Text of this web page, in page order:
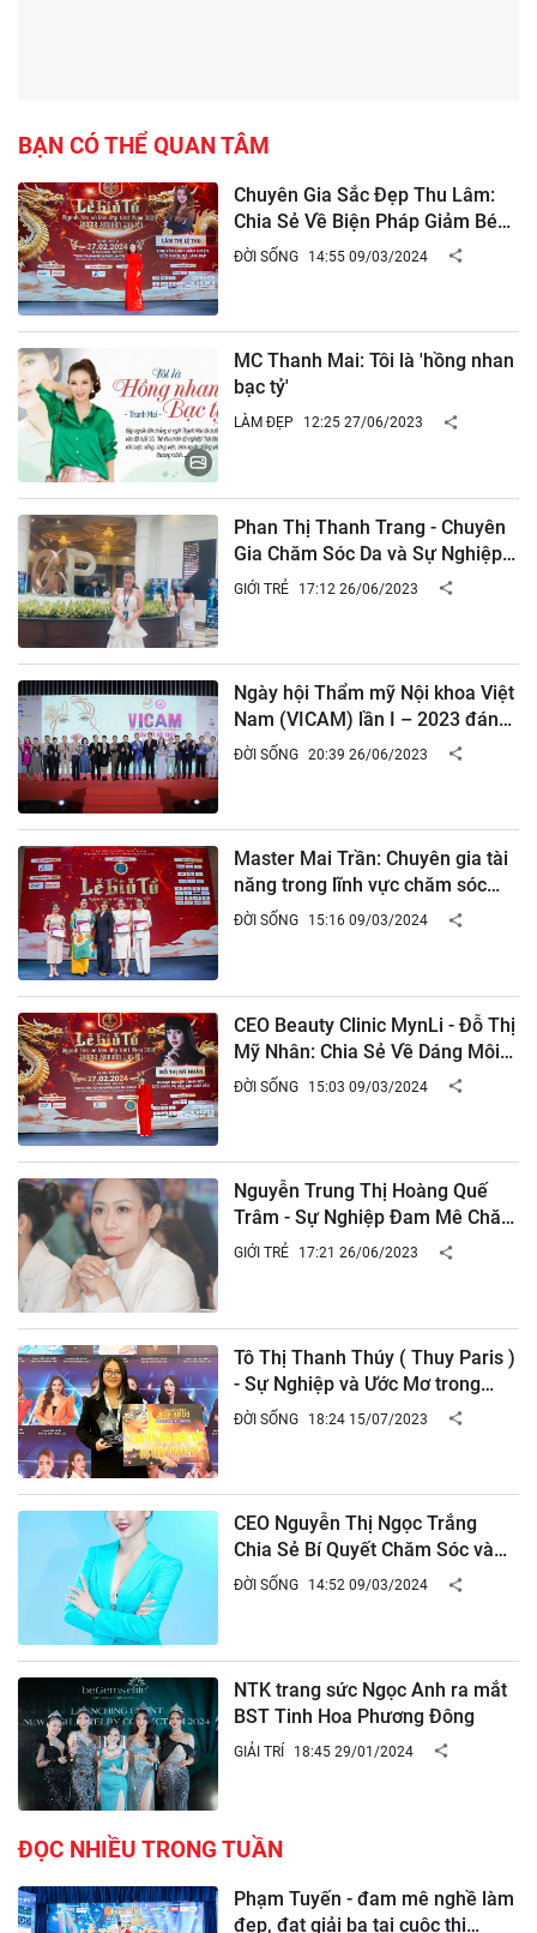
BẠN CÓ THỂ QUAN TÂM
Chuyên Gia Sắc Đẹp Thu Lâm:
Chia Sẻ Về Biện Pháp Giảm Béo
An Toàn và Bảo Vệ Sức Khỏe
ĐỜI SỐNG 14:55 09/03/2024
MC Thanh Mai: Tôi là 'hồng nhan
bạc tỷ'
LÀM ĐẸP 12:25 27/06/2023
Phan Thị Thanh Trang - Chuyên
Gia Chăm Sóc Da và Sự Nghiệp
Trong Ngành Làm Đẹp
GIỚI TRẺ 17:12 26/06/2023
Ngày hội Thẩm mỹ Nội khoa Việt
Nam (VICAM) lần I – 2023 đánh
dấu sự phát triển của ngành y tế
ĐỜI SỐNG 20:39 26/06/2023
Master Mai Trần: Chuyên gia tài
năng trong lĩnh vực chăm sóc
sức khỏe và làm đẹp
ĐỜI SỐNG 15:16 09/03/2024
CEO Beauty Clinic MynLi - Đỗ Thị
Mỹ Nhân: Chia Sẻ Về Dáng Môi
Cherry tại Sự Kiện Chào Xuân
ĐỜI SỐNG 15:03 09/03/2024
Nguyễn Trung Thị Hoàng Quế
Trâm - Sự Nghiệp Đam Mê Chăm
Sóc Da và Đào Tạo Kỹ Năng Spa
GIỚI TRẺ 17:21 26/06/2023
Tô Thị Thanh Thúy ( Thuy Paris )
- Sự Nghiệp và Ước Mơ trong
Lĩnh Vực Trang Điểm
ĐỜI SỐNG 18:24 15/07/2023
CEO Nguyễn Thị Ngọc Trắng
Chia Sẻ Bí Quyết Chăm Sóc và
Bảo Vệ Da Khô
ĐỜI SỐNG 14:52 09/03/2024
NTK trang sức Ngọc Anh ra mắt
BST Tinh Hoa Phương Đông
GIẢI TRÍ 18:45 29/01/2024
ĐỌC NHIỀU TRONG TUẦN
Phạm Tuyến - đam mê nghề làm
đẹp, đạt giải ba tại cuộc thi